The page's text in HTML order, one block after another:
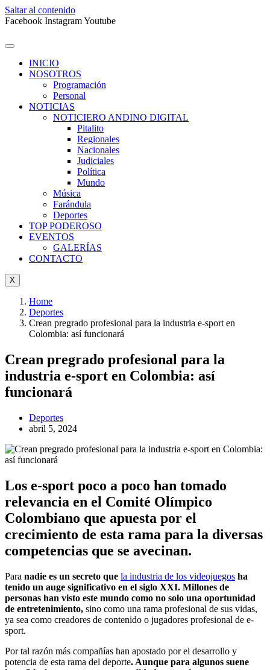
Saltar al contenido
Facebook InstagramYoutube
INICIO
NOSOTROS
Programación
Personal
NOTICIAS
NOTICIERO ANDINO DIGITAL
Pitalito
Regionales
Nacionales
Judiciales
Política
Mundo
Música
Farándula
Deportes
TOP PODEROSO
EVENTOS
GALERÍAS
CONTACTO
X
Home
Deportes
Crean pregrado profesional para la industria e-sport en
Colombia: así funcionará
Crean pregrado profesional para la
industria e-sport en Colombia: así
funcionará
Deportes
abril 5, 2024
Los e-sport poco a poco han tomado
relevancia en el Comité Olímpico
Colombiano que apuesta por el
crecimiento de esta rama para la diversas
competencias que se avecinan.
Para nadie es un secreto que la industria de los videojuegos ha
tenido un auge significativo en el siglo XXI. Millones de
personas han visto este mundo como no solo una oportunidad
de entretenimiento, sino como una rama profesional de sus vidas,
ya sea como creadores de contenido o jugadores profesional de e-
sport.
Por tal razón más compañías han apostado por el desarrollo y
potencia de esta rama del deporte. Aunque para algunos suene